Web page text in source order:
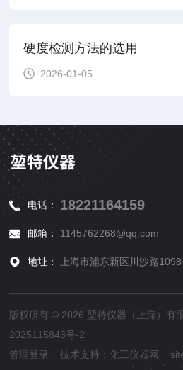
硬度检测方法的选用
2026-01-05
电话： 18221164159
邮箱： 1145762268@qq.com
地址： 上海市浦东新区川沙路
版权所有 © 2026 堃特仪器（上海）
2025115843号-2
管理登录 技术支持：化工仪器网